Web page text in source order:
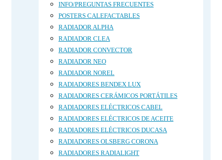
INFO/PREGUNTAS FRECUENTES
POSTERS CALEFACTABLES
RADIADOR ALPHA
RADIADOR CLEA
RADIADOR CONVECTOR
RADIADOR NEO
RADIADOR NOREL
RADIADORES BENDEX LUX
RADIADORES CERÁMICOS PORTÁTILES
RADIADORES ELÉCTRICOS CABEL
RADIADORES ELÉCTRICOS DE ACEITE
RADIADORES ELÉCTRICOS DUCASA
RADIADORES OLSBERG CORONA
RADIADORES RADIALIGHT